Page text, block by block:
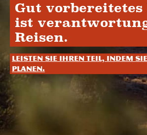
Gut vorbereitetes
ist
Reisen.
Leisten Sie Ihren Teil, indem
planen.